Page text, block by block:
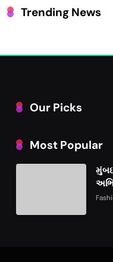
Trending News
Our Picks
Most Popular